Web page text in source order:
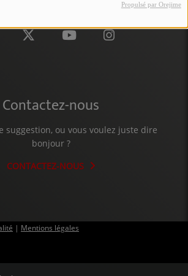
Propulsé par Orejime
Contactez-nous
suggestion, ou vous voulez juste dire
bonjour ?
CONTACTEZ-NOUS
| Mentions légales